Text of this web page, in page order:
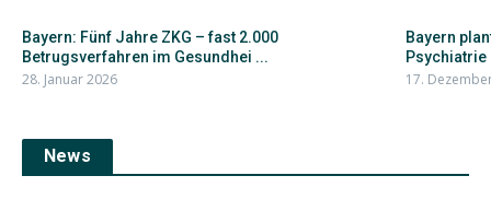
Bayern: Fünf Jahre ZKG – fast 2.000
Betrugsverfahren im Gesundhei ...
28. Januar 2026
Bayern
17.
News